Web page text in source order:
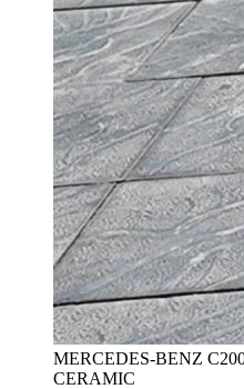
MERCEDES-BENZ
CERAMIC